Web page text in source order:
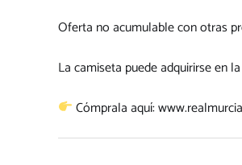
Oferta no acumulable con otras
La camiseta puede adquirirse en
Cómprala aquí: